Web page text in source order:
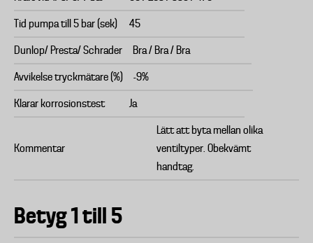
Tid pumpa till 5 bar (sek) 45
Dunlop/ Presta/ Schrader Bra / Bra / Bra
Avvikelse tryckmätare (%) -9%
Klarar korrosionstest Ja
Kommentar
Lätt att byta mellan olika
ventiltyper. Obekvämt
handtag.
Betyg 1 till 5